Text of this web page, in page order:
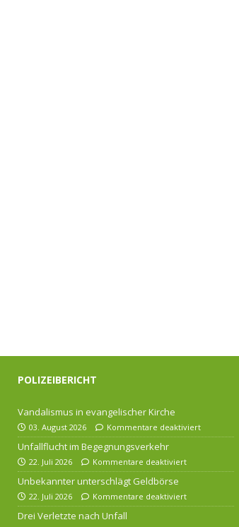
POLIZEIBERICHT
Vandalismus in evangelischer Kirche
03. August 2026 Kommentare deaktiviert
Unfallflucht im Begegnungsverkehr
22. Juli 2026 Kommentare deaktiviert
Unbekannter unterschlägt Geldbörse
22. Juli 2026 Kommentare deaktiviert
Drei Verletzte nach Unfall